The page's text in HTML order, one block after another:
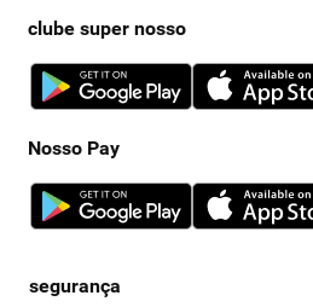
clube super nosso
Nosso Pay